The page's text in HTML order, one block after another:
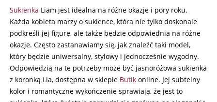
Sukienka Liam jest idealna na różne okazje i pory roku.
Każda kobieta marzy o sukience, która nie tylko doskonale
podkreśli jej figurę, ale także będzie odpowiednia na różne
okazje. Często zastanawiamy się, jak znaleźć taki model,
który będzie uniwersalny, stylowy i jednocześnie wygodny.
Odpowiedzią na te potrzeby może być jasnoróżowa sukienka
z koronką Lia, dostępna w sklepie Butik online. Jej subtelny
kolor i romantyczne wykończenie sprawiają, że jest to